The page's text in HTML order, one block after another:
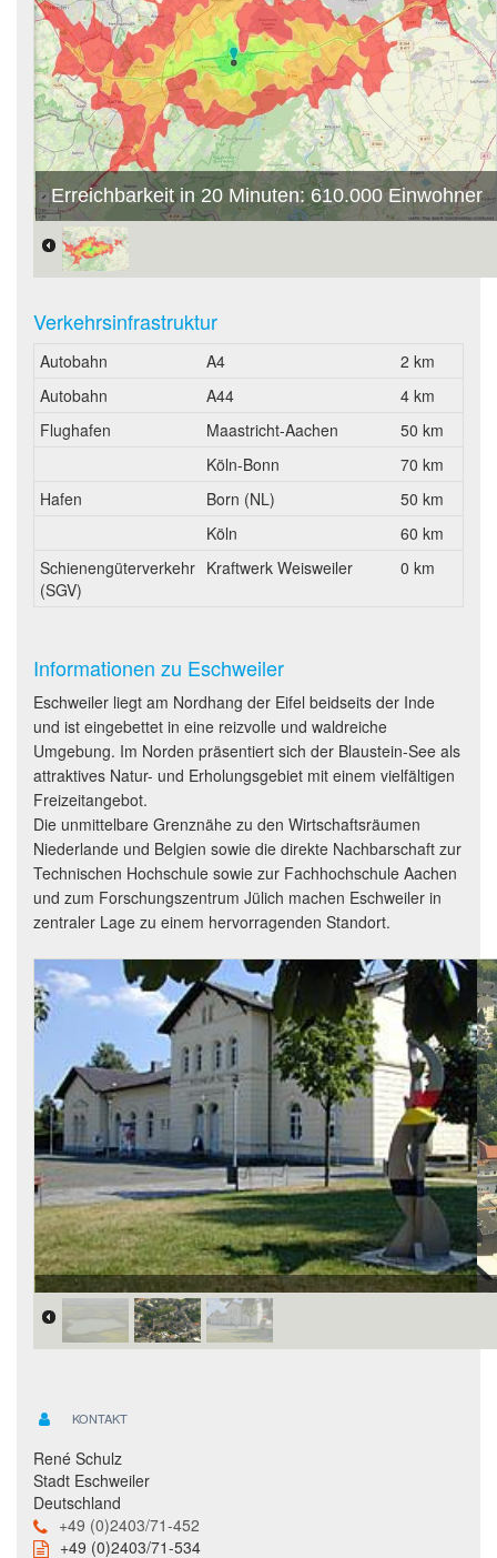
Erreichbarkeit in 20 Minuten: 610.000 Einwohner
Verkehrsinfrastruktur
Autobahn A4
2 km
Autobahn
A44
4 km
Flughafen
Maastricht-Aachen
50 km
Köln-Bonn
70 km
Hafen
Born (NL)
50 km
Köln
60 km
Schienengüterverkehr
(SGV)
Kraftwerk Weisweiler 0 km
Informationen zu Eschweiler
Eschweiler liegt am Nordhang der Eifel beidseits der Inde
und ist eingebettet in eine reizvolle und waldreiche
Umgebung. Im Norden präsentiert sich der Blaustein-See als
attraktives Natur- und Erholungsgebiet mit einem vielfältigen
Freizeitangebot.
Die unmittelbare Grenznähe zu den Wirtschaftsräumen
Niederlande und Belgien sowie die direkte Nachbarschaft zur
Technischen Hochschule sowie zur Fachhochschule Aachen
und zum Forschungszentrum Jülich machen Eschweiler in
zentraler Lage zu einem hervorragenden Standort.
KONTAKT
René Schulz
Stadt Eschweiler
Deutschland
+49 (0)2403/71-452
+49 (0)2403/71-534